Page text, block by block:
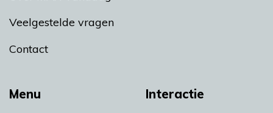
Menu Interactie
Veelgestelde vragen
Contact